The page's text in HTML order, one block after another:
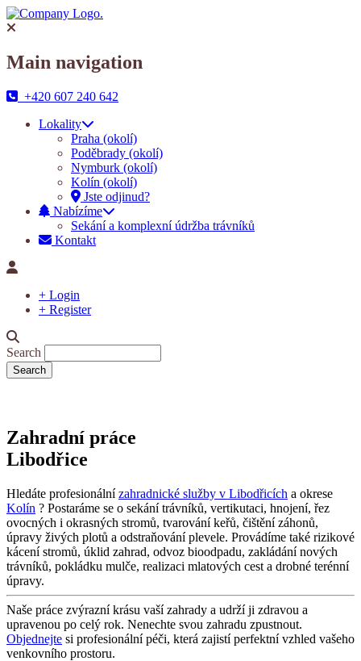
Main navigation
+420 607 240 642
Lokality
Praha (okolí)
Poděbrady (okolí)
Nymburk (okolí)
Kolín (okolí)
Jste odjinud?
Nabízíme
Sekání a komplexní údržba trávníků
Kontakt
+ Login
+ Register
Search
Zahradní práce
Libodřice
Hledáte profesionálnízahradnické služby v Libodřicích a okrese
Kolín ? Postaráme se o sekání trávníků, vertikutaci, hnojení, řez
ovocných i okrasných stromů, tvarování keřů, čištění záhonů,
úpravy živých plotů a odstraňování plevele. Provádíme také rizikové
kácení stromů, úklid zahrad, odvoz bioodpadu, zakládání nových
trávníků, pokládku mulče, realizaci mlatových cest a drobné terénní
úpravy.
Naše práce zvýrazní krásu vaší zahrady a udrží ji zdravou a
upravenou po celý rok. Nenechte svou zahradu zpustnout.
Objednejte si profesionální péči, která zajistí perfektní vzhled vašeho
venkovního prostoru.